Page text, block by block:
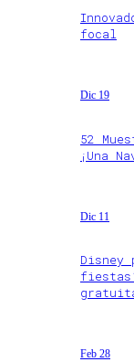
focal
Dic 19
52
¡Una
Dic 11
Disney
Feb 28